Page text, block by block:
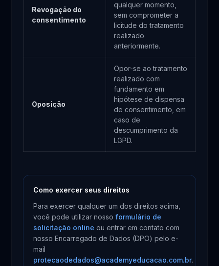
Revogação do
consentimento
qualquer momento,
sem comprometer a
licitude do tratamento
realizado
anteriormente.
Oposição
Opor-se ao tratamento
realizado com
fundamento em
hipótese de dispensa
de consentimento, em
caso de
descumprimento da
LGPD.
Como exercer seus direitos
Para exercer qualquer um dos direitos acima,
você pode utilizar nosso formulário de
solicitação online ou entrar em contato com
nosso Encarregado de Dados (DPO) pelo e-
mail
protecaodedados@academyeducacao.com.br.